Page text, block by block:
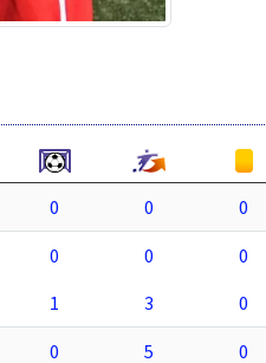
0 0 0
0 0 0
1 3 0
0 5 0